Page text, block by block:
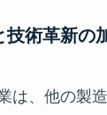
技術革新の
は、他の製